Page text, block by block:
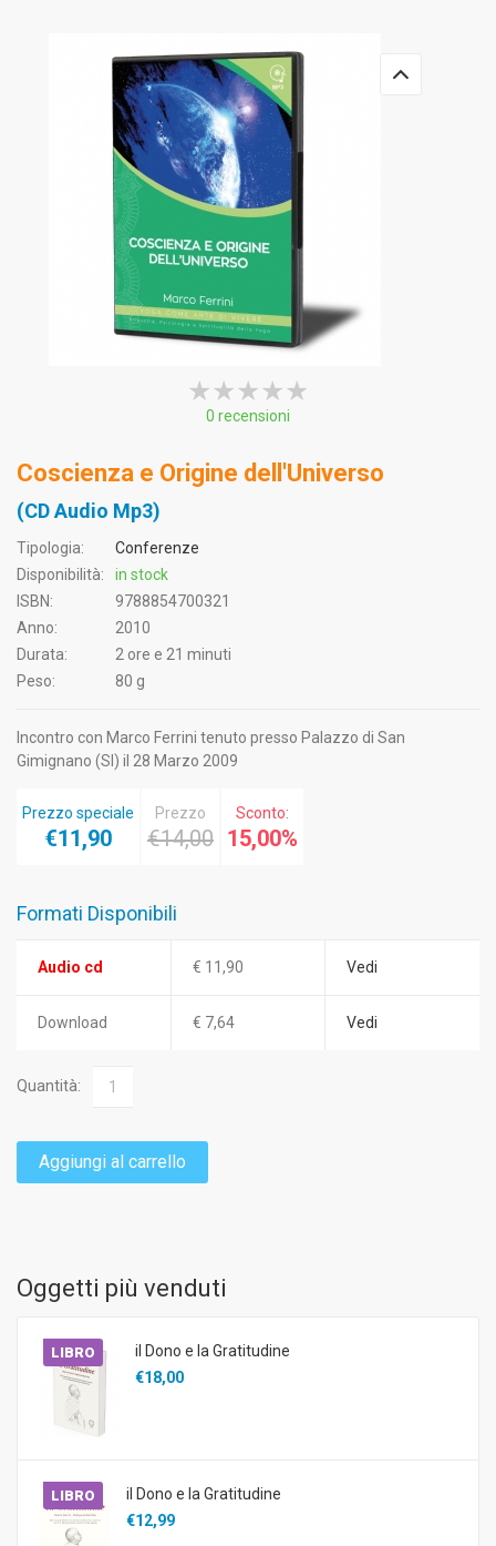
★★★★★
★★★★★
★★★★★
0 recensioni
Coscienza e Origine dell'Universo
(CD Audio Mp3)
Tipologia:
Conferenze
Disponibilità:
in stock
ISBN:
9788854700321
Anno:
2010
Durata:
2 ore e 21 minuti
Peso:
80 g
Incontro con Marco Ferrini tenuto presso Palazzo di San
Gimignano (SI) il 28 Marzo 2009
Prezzo speciale
€11,90
Prezzo
€14,00
Sconto:
15,00%
Formati Disponibili
Audio cd € 11,90 Vedi
Download € 7,64 Vedi
Quantità:
Aggiungi al carrello
Oggetti più venduti
LIBRO
il Dono e la Gratitudine
€18,00
LIBRO
il Dono e la Gratitudine
€12,99